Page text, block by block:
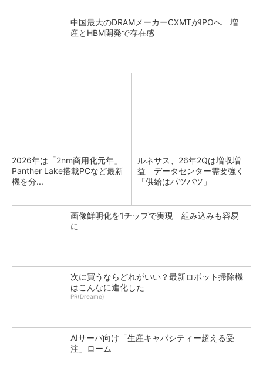
中国最大のDRAMメーカーCXMTがIPOへ 増
産とHBM開発で存在感
2026年は「2nm商用化元年」
Panther Lake搭載PCなど最新
機を分...
ルネサス、26年2Qは増収増
益 データセンター需要強く
「供給はパツパツ」
画像鮮明化を1チップで実現 組み込みも容易
に
次に買うならどれがいい？最新ロボット掃除機
はこんなに進化した
PR(Dreame)
AIサーバ向け「生産キャパシティー超える受
注」ローム